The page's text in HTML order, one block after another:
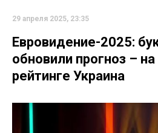
29 апреля 2025, 23:35
Евровидение-2025:
обновили прогноз –
рейтинге Украина